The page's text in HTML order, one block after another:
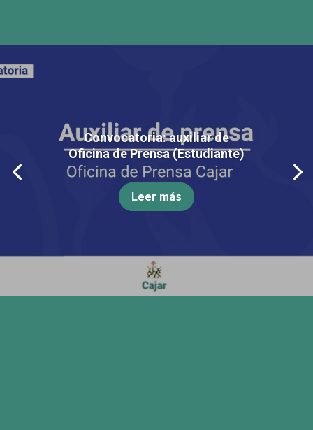
Convocatoria: auxiliar de
Oficina de Prensa (Estudiante)
Leer más